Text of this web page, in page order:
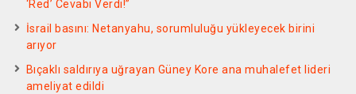
‘Red’ Cevabı Verdi!”
İsrail basını: Netanyahu, sorumluluğu yükleyecek birini
arıyor
Bıçaklı saldırıya uğrayan Güney Kore ana muhalefet lideri
ameliyat edildi